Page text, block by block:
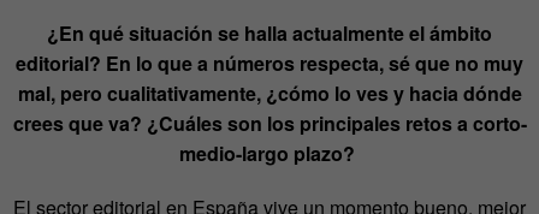
¿En qué situación se halla actualmente el ámbito
editorial? En lo que a números respecta, sé que no muy
mal, pero cualitativamente, ¿cómo lo ves y hacia dónde
crees que va? ¿Cuáles son los principales retos a corto-
medio-largo plazo?
El sector editorial en España vive un momento bueno, mejor